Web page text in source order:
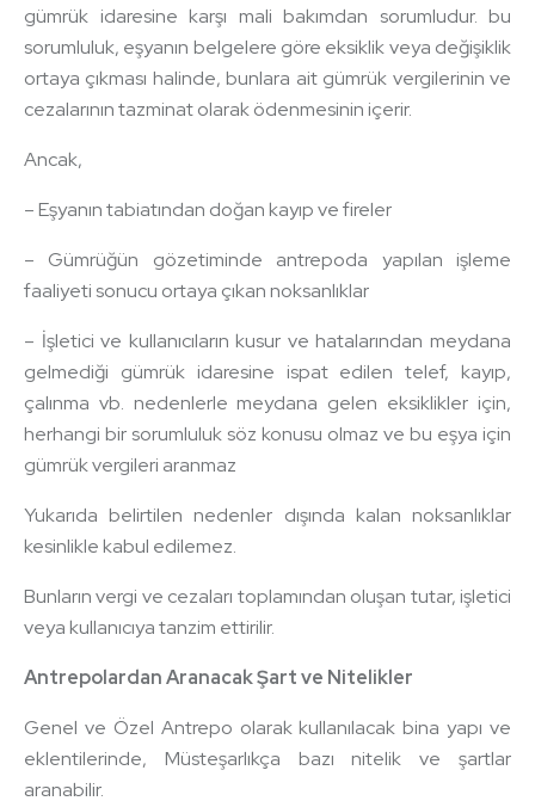
gümrük idaresine karşı mali bakımdan sorumludur. bu
sorumluluk, eşyanın belgelere göre eksiklik veya değişiklik
ortaya çıkması halinde, bunlara ait gümrük vergilerinin ve
cezalarının tazminat olarak ödenmesinin içerir.
Ancak,
– Eşyanın tabiatından doğan kayıp ve fireler
– Gümrüğün gözetiminde antrepoda yapılan işleme
faaliyeti sonucu ortaya çıkan noksanlıklar
– İşletici ve kullanıcıların kusur ve hatalarından meydana
gelmediği gümrük idaresine ispat edilen telef, kayıp,
çalınma vb. nedenlerle meydana gelen eksiklikler için,
herhangi bir sorumluluk söz konusu olmaz ve bu eşya için
gümrük vergileri aranmaz
Yukarıda belirtilen nedenler dışında kalan noksanlıklar
kesinlikle kabul edilemez.
Bunların vergi ve cezaları toplamından oluşan tutar, işletici
veya kullanıcıya tanzim ettirilir.
Antrepolardan Aranacak Şart ve Nitelikler
Genel ve Özel Antrepo olarak kullanılacak bina yapı ve
eklentilerinde, Müsteşarlıkça bazı nitelik ve şartlar
aranabilir.